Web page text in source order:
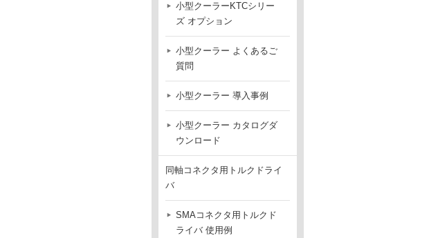
小型クーラーKTCシリー
ズ オプション
小型クーラー よくあるご
質問
小型クーラー 導入事例
小型クーラー カタログダ
ウンロード
同軸コネクタ用トルクドライ
バ
SMAコネクタ用トルクド
ライバ 使用例